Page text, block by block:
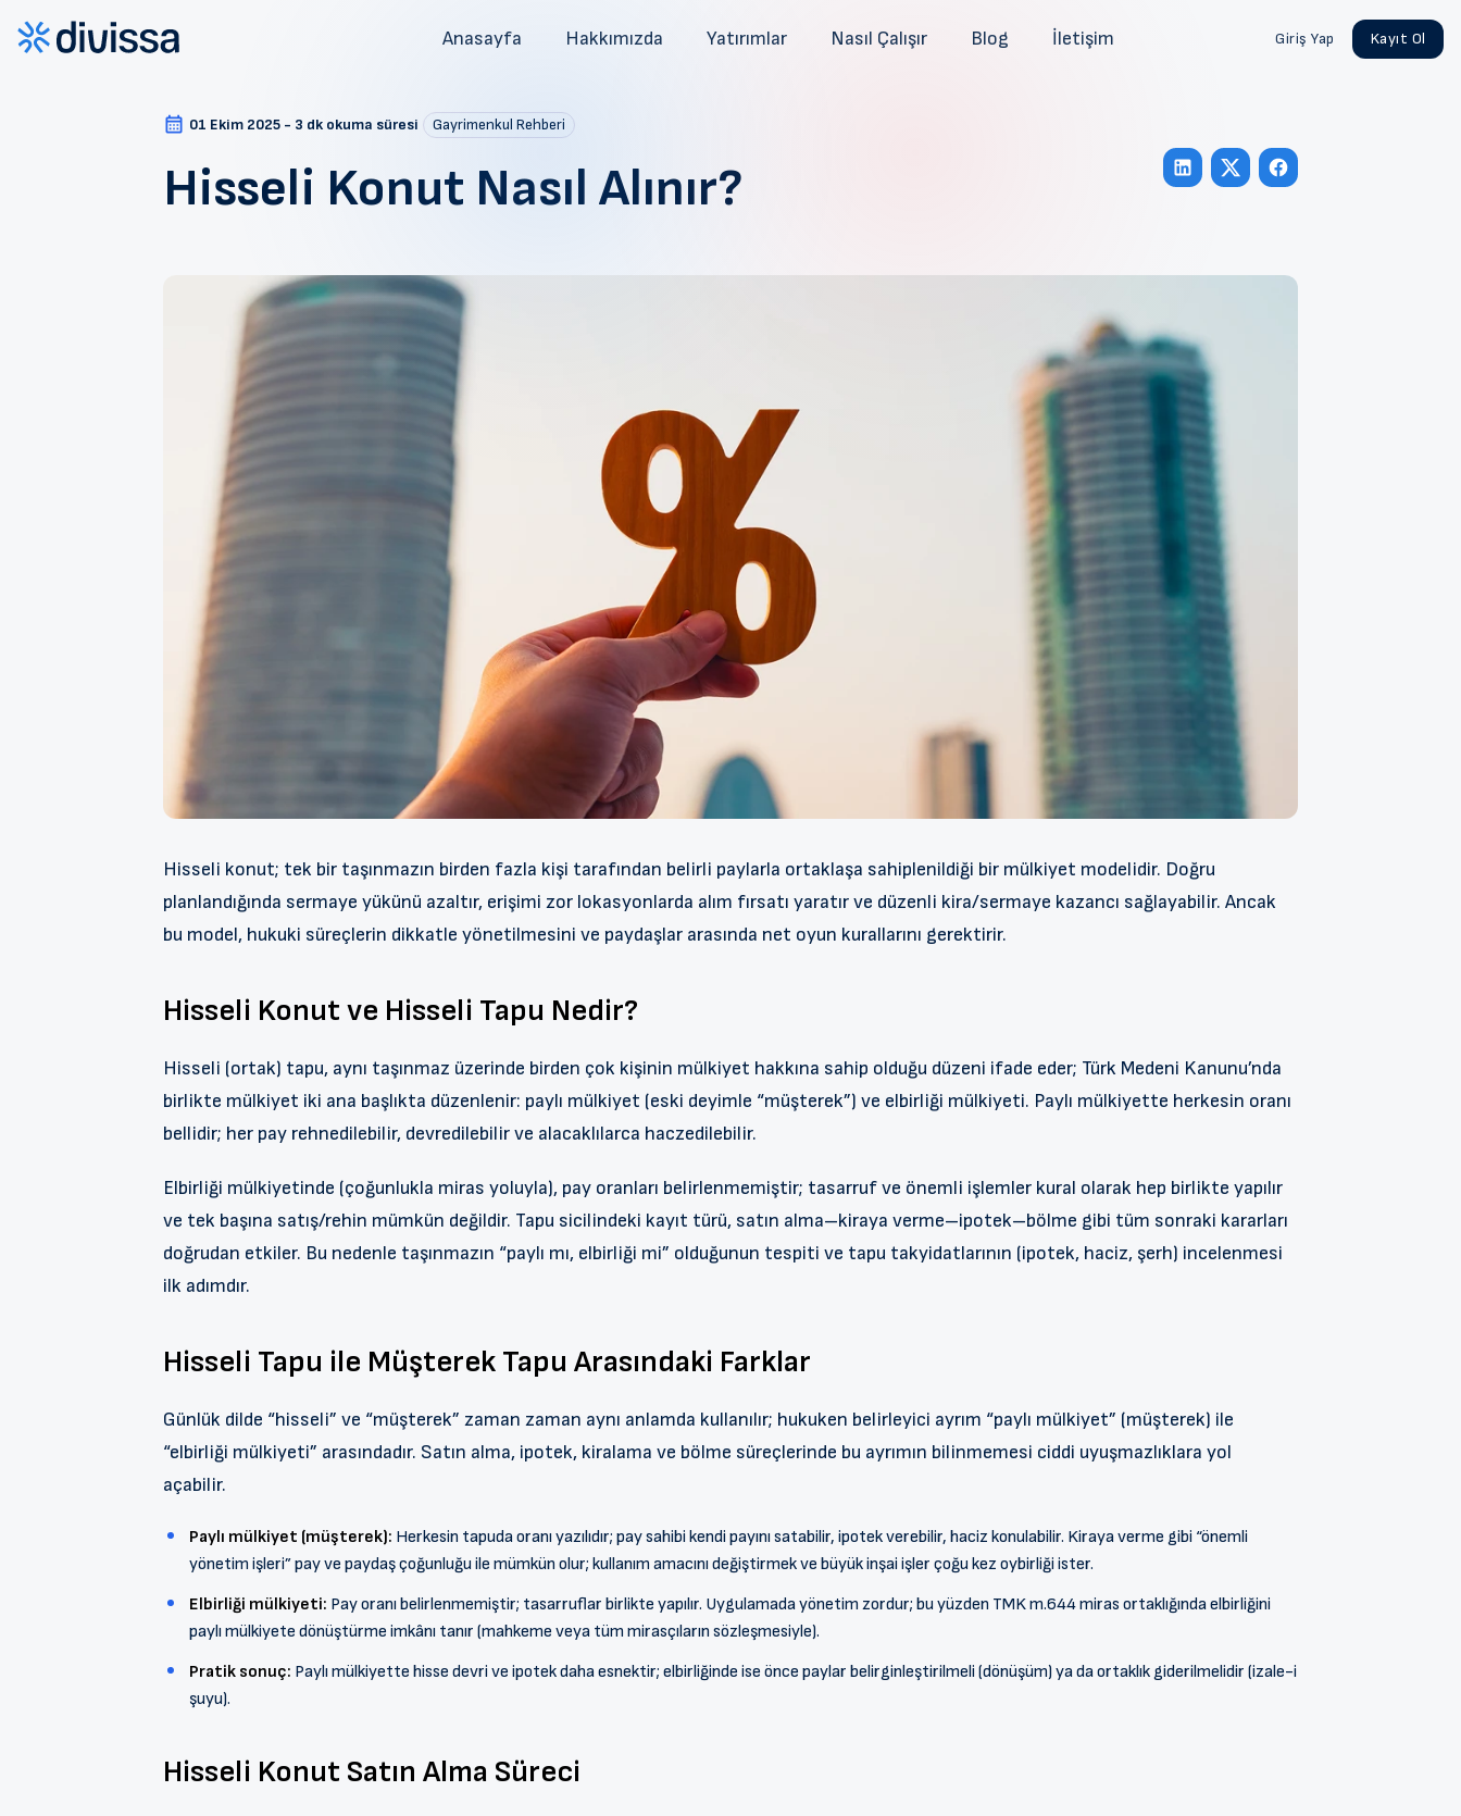
Anasayfa Hakkımızda Yatırımlar Nasıl Çalışır Blog İletişim Giriş Yap Kayıt Ol
01 Ekim 2025 - 3 dk okuma süresi Gayrimenkul Rehberi
Hisseli Konut Nasıl Alınır?
Hisseli konut; tek bir taşınmazın birden fazla kişi tarafından belirli paylarla ortaklaşa sahiplenildiği bir mülkiyet modelidir. Doğru
planlandığında sermaye yükünü azaltır, erişimi zor lokasyonlarda alım fırsatı yaratır ve düzenli kira/sermaye kazancı sağlayabilir. Ancak
bu model, hukuki süreçlerin dikkatle yönetilmesini ve paydaşlar arasında net oyun kurallarını gerektirir.
Hisseli Konut ve Hisseli Tapu Nedir?
Hisseli (ortak) tapu, aynı taşınmaz üzerinde birden çok kişinin mülkiyet hakkına sahip olduğu düzeni ifade eder; Türk Medeni Kanunu’nda
birlikte mülkiyet iki ana başlıkta düzenlenir: paylı mülkiyet (eski deyimle “müşterek”) ve elbirliği mülkiyeti. Paylı mülkiyette herkesin oranı
bellidir; her pay rehnedilebilir, devredilebilir ve alacaklılarca haczedilebilir.
Elbirliği mülkiyetinde (çoğunlukla miras yoluyla), pay oranları belirlenmemiştir; tasarruf ve önemli işlemler kural olarak hep birlikte yapılır
ve tek başına satış/rehin mümkün değildir. Tapu sicilindeki kayıt türü, satın alma–kiraya verme–ipotek–bölme gibi tüm sonraki kararları
doğrudan etkiler. Bu nedenle taşınmazın “paylı mı, elbirliği mi” olduğunun tespiti ve tapu takyidatlarının (ipotek, haciz, şerh) incelenmesi
ilk adımdır.
Hisseli Tapu ile Müşterek Tapu Arasındaki Farklar
Günlük dilde “hisseli” ve “müşterek” zaman zaman aynı anlamda kullanılır; hukuken belirleyici ayrım “paylı mülkiyet” (müşterek) ile
“elbirliği mülkiyeti” arasındadır. Satın alma, ipotek, kiralama ve bölme süreçlerinde bu ayrımın bilinmemesi ciddi uyuşmazlıklara yol
açabilir.
Paylı mülkiyet (müşterek): Herkesin tapuda oranı yazılıdır; pay sahibi kendi payını satabilir, ipotek verebilir, haciz konulabilir. Kiraya verme gibi “önemli
yönetim işleri” pay ve paydaş çoğunluğu ile mümkün olur; kullanım amacını değiştirmek ve büyük inşai işler çoğu kez oybirliği ister.
Elbirliği mülkiyeti: Pay oranı belirlenmemiştir; tasarruflar birlikte yapılır. Uygulamada yönetim zordur; bu yüzden TMK m.644 miras ortaklığında elbirliğini
paylı mülkiyete dönüştürme imkânı tanır (mahkeme veya tüm mirasçıların sözleşmesiyle).
Pratik sonuç: Paylı mülkiyette hisse devri ve ipotek daha esnektir; elbirliğinde ise önce paylar belirginleştirilmeli (dönüşüm) ya da ortaklık giderilmelidir (izale-i
şuyu).
Hisseli Konut Satın Alma Süreci